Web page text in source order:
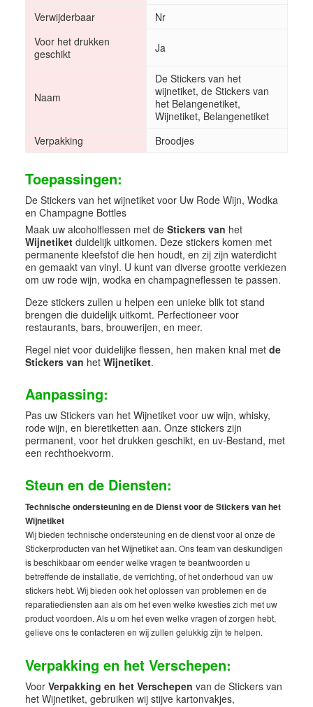
Verwijderbaar
Nr
Voor het drukken
geschikt
Ja
Naam
De Stickers van het
wijnetiket, de Stickers van
het Belangenetiket,
Wijnetiket, Belangenetiket
Verpakking
Broodjes
Toepassingen:
De Stickers van het wijnetiket voor Uw Rode Wijn, Wodka
en Champagne Bottles
Maak uw alcoholflessen met de Stickers van het
Wijnetiket duidelijk uitkomen. Deze stickers komen met
permanente kleefstof die hen houdt, en zij zijn waterdicht
en gemaakt van vinyl. U kunt van diverse grootte verkiezen
om uw rode wijn, wodka en champagneflessen te passen.
Deze stickers zullen u helpen een unieke blik tot stand
brengen die duidelijk uitkomt. Perfectioneer voor
restaurants, bars, brouwerijen, en meer.
Regel niet voor duidelijke flessen, hen maken knal met de
Stickers van het Wijnetiket.
Aanpassing:
Pas uw Stickers van het Wijnetiket voor uw wijn, whisky,
rode wijn, en bieretiketten aan. Onze stickers zijn
permanent, voor het drukken geschikt, en uv-Bestand, met
een rechthoekvorm.
Steun en de Diensten:
Technische ondersteuning en de Dienst voor de Stickers van het
Wijnetiket
Wij bieden technische ondersteuning en de dienst voor al onze de
Stickerproducten van het Wijnetiket aan. Ons team van deskundigen
is beschikbaar om eender welke vragen te beantwoorden u
betreffende de installatie, de verrichting, of het onderhoud van uw
stickers hebt. Wij bieden ook het oplossen van problemen en de
reparatiediensten aan als om het even welke kwesties zich met uw
product voordoen. Als u om het even welke vragen of zorgen hebt,
gelieve ons te contacteren en wij zullen gelukkig zijn te helpen.
Verpakking en het Verschepen:
Voor Verpakking en het Verschepen van de Stickers van
het Wijnetiket, gebruiken wij stijve kartonvakjes,